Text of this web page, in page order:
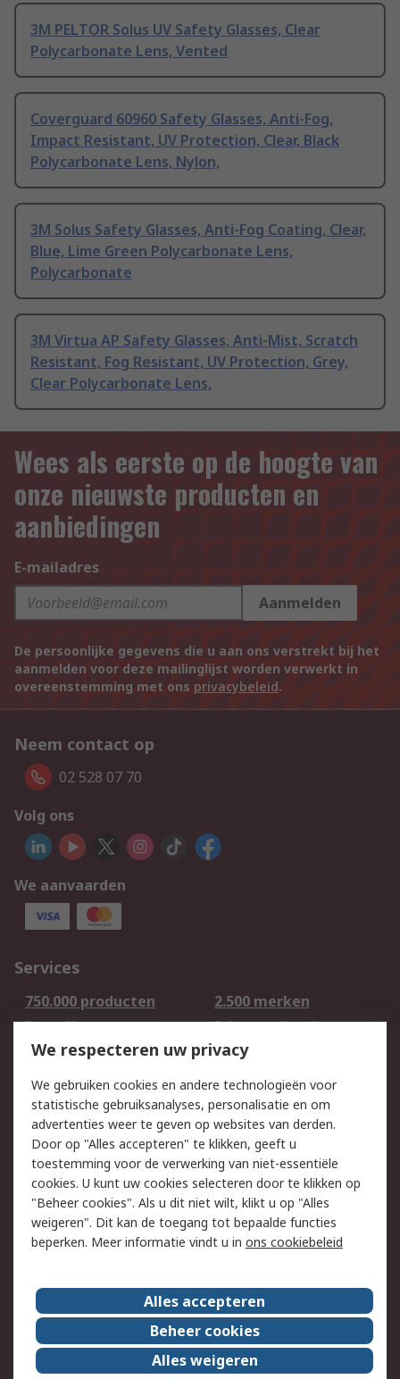
3M PELTOR Solus UV Safety Glasses, Clear
Polycarbonate Lens, Vented
Coverguard 60960 Safety Glasses, Anti-Fog,
Impact Resistant, UV Protection, Clear, Black
Polycarbonate Lens, Nylon,
3M Solus Safety Glasses, Anti-Fog Coating, Clear,
Blue, Lime Green Polycarbonate Lens,
Polycarbonate
3M Virtua AP Safety Glasses, Anti-Mist, Scratch
Resistant, Fog Resistant, UV Protection, Grey,
Clear Polycarbonate Lens,
Wees als eerste op de hoogte van
onze nieuwste producten en
aanbiedingen
E-mailadres
Aanmelden
De persoonlijke gegevens die u aan ons verstrekt bij het
aanmelden voor deze mailinglijst worden verwerkt in
overeenstemming met ons privacybeleid.
Neem contact op
02 528 07 70
Volg ons
We aanvaarden
Services
750.000 producten
2.500 merken
Bestellen
Inkoopoplossingen
Retouren
Technisch advies
Track & Trace
Wettelijk
Cookiebeleid
Email veiligheid
Privacybeleid -
Bijgewerkt
Websitevoorwaarden
Algemene
verkoopvoorwaarden
Over RS
RS Group
Over ons
RS wereldwijd
Werken bij RS
We respecteren uw privacy
We gebruiken cookies en andere technologieën voor
statistische gebruiksanalyses, personalisatie en om
advertenties weer te geven op websites van derden.
Door op "Alles accepteren" te klikken, geeft u
toestemming voor de verwerking van niet-essentiële
cookies. U kunt uw cookies selecteren door te klikken op
"Beheer cookies". Als u dit niet wilt, klikt u op "Alles
weigeren". Dit kan de toegang tot bepaalde functies
beperken. Meer informatie vindt u in ons cookiebeleid
Alles accepteren
Beheer cookies
Alles weigeren